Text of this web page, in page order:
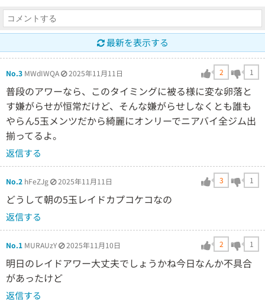
最新を表示する
No.3 MWdIWQA 2025年11月11日 2 1
普段のアワーなら、このタイミングに被る様に変な卵落と
す嫌がらせが恒常だけど、そんな嫌がらせしなくとも誰も
やらん5玉メンツだから綺麗にオンリーでニアバイ全ジム出
揃ってるよ。
返信する
No.2 hFeZJg 2025年11月11日 3 1
どうして朝の5玉レイドカプコケコなの
返信する
No.1 MURAUzY 2025年11月10日 2 1
明日のレイドアワー大丈夫でしょうかね今日なんか不具合
があったけど
返信する